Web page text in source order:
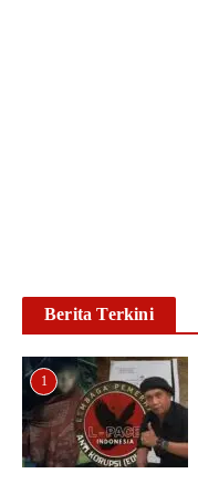
Berita Terkini
1